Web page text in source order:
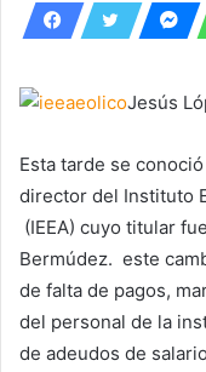
Jesús
Esta tarde se
director del Instituto
(IEEA) cuyo titular
Bermúdez. este
de falta de pagos,
del personal de la
de adeudos de